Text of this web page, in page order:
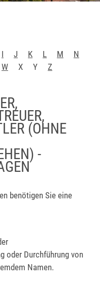
I J K L M
N
W X Y Z
(OHNE
-
benötigen Sie eine
oder Durchführung von
Namen.